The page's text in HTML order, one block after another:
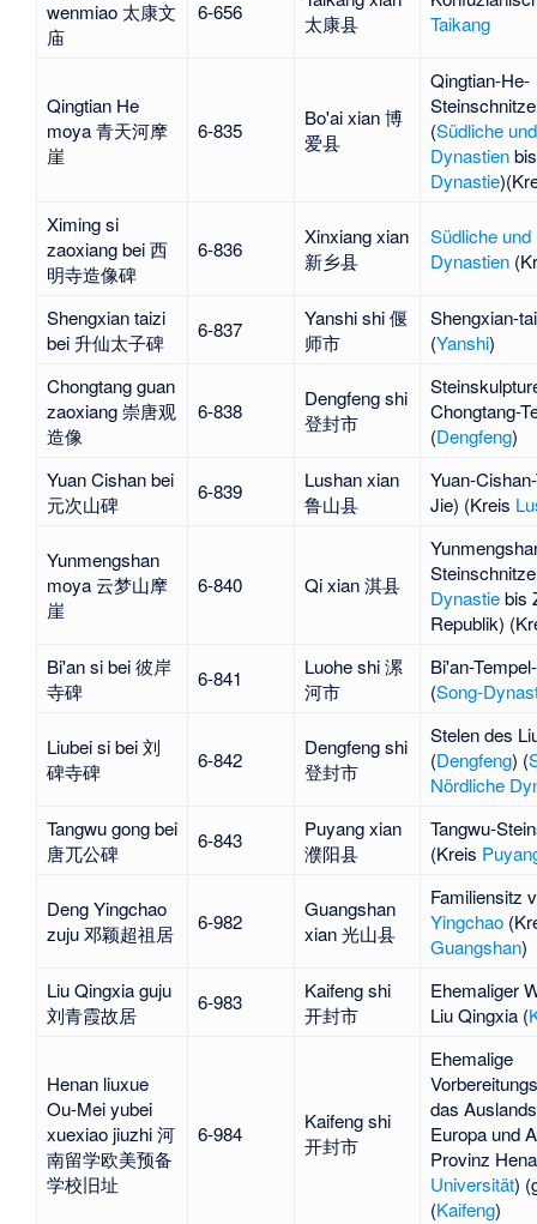
wenmiao 太康文
庙
6-656
太康县
Taikang
Qingtian He
moya 青天河摩
崖
6-835
Bo'ai xian 博
爱县
Qingtian-He-
(Südliche
Dynastien
Dynastie
Ximing si
zaoxiang bei 西
明寺造像碑
6-836
Xinxiang xian
新乡县
Südliche
Dynastien
Shengxian taizi
bei 升仙太子碑
6-837
Yanshi shi 偃
师市
Shengxian-
(Yanshi)
Chongtang guan
zaoxiang 崇唐观
造像
6-838
Dengfeng shi
登封市
Chongtang-
(Dengfeng)
Yuan Cishan bei
元次山碑
6-839
Lushan xian
鲁山县
Yuan-Cishan
Jie) (Kreis
Yunmengshan
moya 云梦山摩
崖
6-840 Qi xian 淇县
Dynastiebis
Republik)
Bi'an si bei 彼岸
寺碑
6-841
Luohe shi 漯
河市
Bi'an-
(Song-
Liubei si bei 刘
碑寺碑
6-842
Dengfeng shi
登封市
Stelen des
(Dengfeng) (
Nördliche
Tangwu gong bei
唐兀公碑
6-843
Puyang xian
濮阳县
Tangwu-
(Kreis
Deng Yingchao
zuju 邓颖超祖居
6-982
Guangshan
xian 光山县
Familiensitz
Yingchao
Guangshan)
Liu Qingxia guju
刘青霞故居
6-983
Kaifeng shi
开封市
Ehemaliger
Liu Qingxia(
Henan liuxue
Ou-Mei yubei
xuexiao jiuzhi 河
南留学欧美预备
学校旧址
6-984
Kaifeng shi
开封市
Ehemalige
das
Europa und
Provinz
Universität)
(Kaifeng)